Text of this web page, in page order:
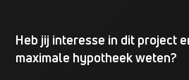
Heb jij interesse in dit project
maximale hypotheek weten?